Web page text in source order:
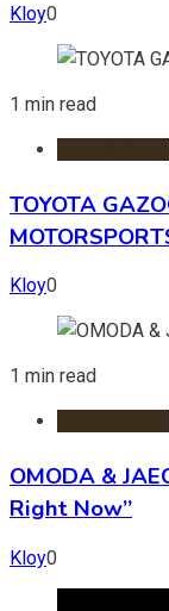
Kloy0
1 min read
TOYOTA
Kloy0
1 min read
OMODA &
Right Now”
Kloy0